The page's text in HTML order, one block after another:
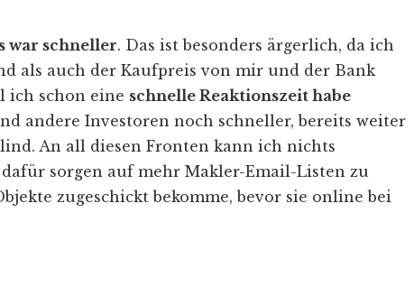
war schneller. Das ist besonders ärgerlich, da ich
als auch der Kaufpreis von mir und der Bank
ich schon eine schnelle Reaktionszeit habe
andere Investoren noch schneller, bereits weiter
An all diesen Fronten kann ich nichts
sorgen auf mehr Makler-Email-Listen zu
zugeschickt bekomme, bevor sie online bei